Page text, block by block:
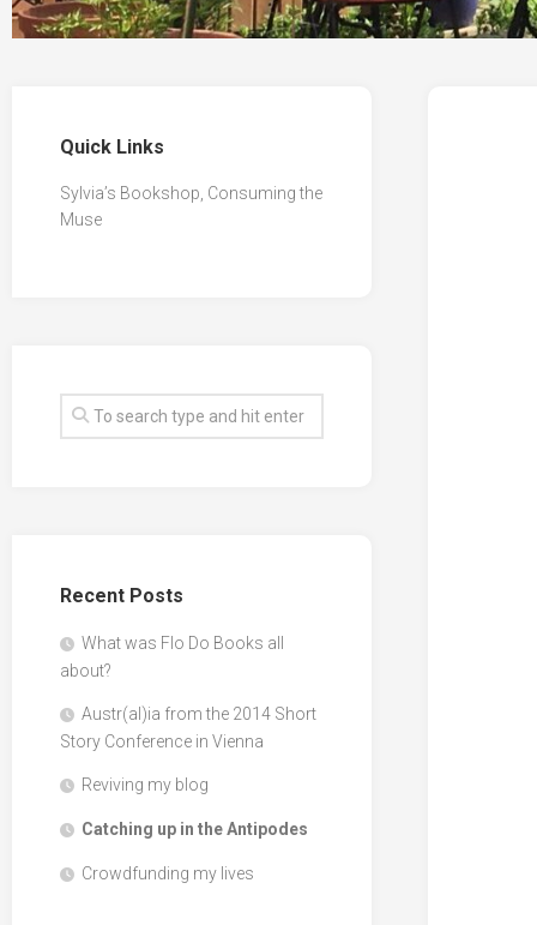
Quick Links
Sylvia’s Bookshop, Consuming the
Muse
Recent Posts
What was Flo Do Books all
about?
Austr(al)ia from the 2014 Short
Story Conference in Vienna
Reviving my blog
Catching up in the Antipodes
Crowdfunding my lives